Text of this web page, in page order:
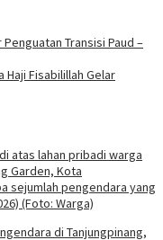
Transisi Paud –
Haji Fisabilillah Gelar
di Tanjungpinang,